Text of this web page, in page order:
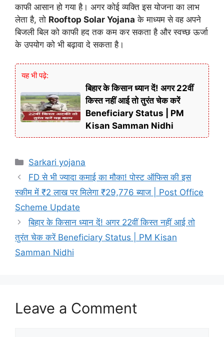
काफी आसान हो गया है। अगर कोई व्यक्ति इस योजना का लाभ
लेता है, तो Rooftop Solar Yojana के माध्यम से वह अपने
बिजली बिल को काफी हद तक कम कर सकता है और स्वच्छ ऊर्जा
के उपयोग को भी बढ़ावा दे सकता है।
यह भी पढ़े:
बिहार के किसान ध्यान दें! अगर 22वीं
किस्त नहीं आई तो तुरंत चेक करें
Beneficiary Status | PM
Kisan Samman Nidhi
Categories
Sarkari yojana
FD से भी ज्यादा कमाई का मौका! पोस्ट ऑफिस की इस
स्कीम में ₹2 लाख पर मिलेगा ₹29,776 ब्याज | Post Office
Scheme Update
बिहार के किसान ध्यान दें! अगर 22वीं किस्त नहीं आई तो
तुरंत चेक करें Beneficiary Status | PM Kisan
Samman Nidhi
Leave a Comment